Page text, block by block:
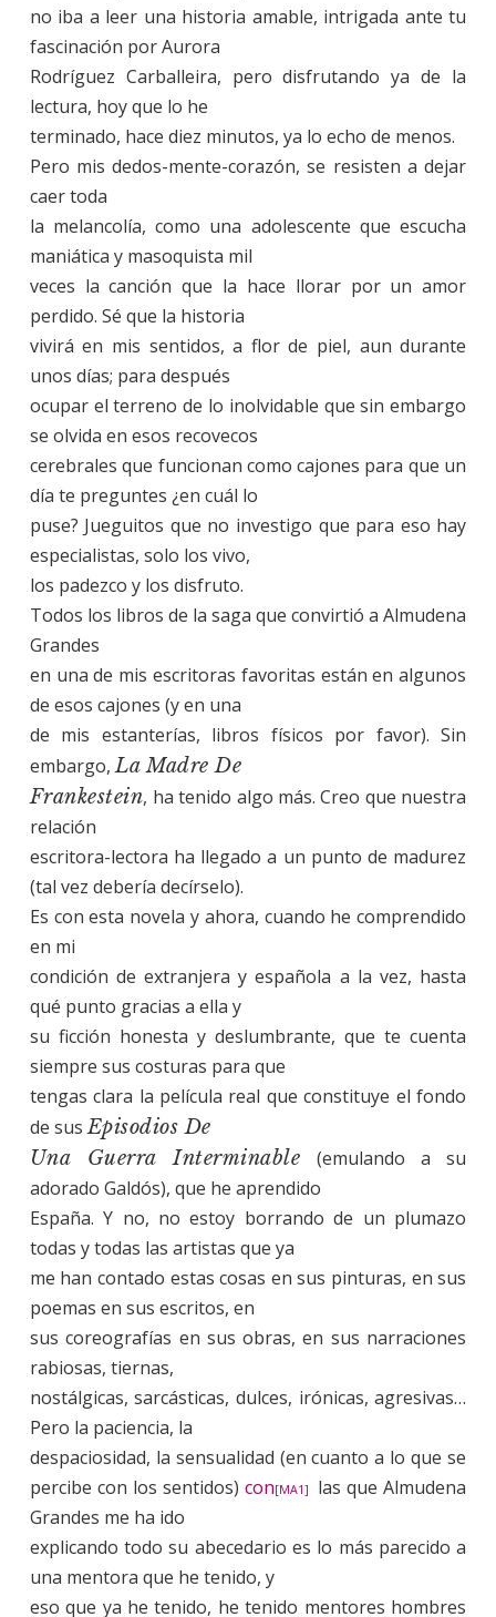
no iba a leer una historia amable, intrigada ante tu
fascinación por Aurora
Rodríguez Carballeira, pero disfrutando ya de la
lectura, hoy que lo he
terminado, hace diez minutos, ya lo echo de menos.
Pero mis dedos-mente-corazón, se resisten a dejar
caer toda
la melancolía, como una adolescente que escucha
maniática y masoquista mil
veces la canción que la hace llorar por un amor
perdido. Sé que la historia
vivirá en mis sentidos, a flor de piel, aun durante
unos días; para después
ocupar el terreno de lo inolvidable que sin embargo
se olvida en esos recovecos
cerebrales que funcionan como cajones para que un
día te preguntes ¿en cuál lo
puse? Jueguitos que no investigo que para eso hay
especialistas, solo los vivo,
los padezco y los disfruto.
Todos los libros de la saga que convirtió a Almudena
Grandes
en una de mis escritoras favoritas están en algunos
de esos cajones (y en una
de mis estanterías, libros físicos por favor). Sin
embargo,La Madre De
Frankestein, ha tenido algo más. Creo que nuestra
relación
escritora-lectora ha llegado a un punto de madurez
(tal vez debería decírselo).
Es con esta novela y ahora, cuando he comprendido
en mi
condición de extranjera y española a la vez, hasta
qué punto gracias a ella y
su ficción honesta y deslumbrante, que te cuenta
siempre sus costuras para que
tengas clara la película real que constituye el fondo
de susEpisodios De
Una Guerra Interminable(emulando a su
adorado Galdós), que he aprendido
España. Y no, no estoy borrando de un plumazo
todas y todas las artistas que ya
me han contado estas cosas en sus pinturas, en sus
poemas en sus escritos, en
sus coreografías en sus obras, en sus narraciones
rabiosas, tiernas,
nostálgicas, sarcásticas, dulces, irónicas, agresivas…
Pero la paciencia, la
despaciosidad, la sensualidad (en cuanto a lo que se
percibe con los sentidos) con[MA1]
las que Almudena
Grandes me ha ido
explicando todo su abecedario es lo más parecido a
una mentora que he tenido, y
eso que ya he tenido, he tenido mentores hombres